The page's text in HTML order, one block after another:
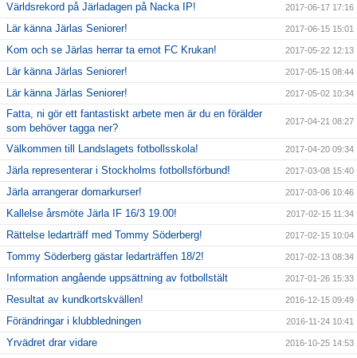
Världsrekord på Järladagen på Nacka IP! 2017-06-17 17:16
Lär känna Järlas Seniorer! 2017-06-15 15:01
Kom och se Järlas herrar ta emot FC Krukan! 2017-05-22 12:13
Lär känna Järlas Seniorer! 2017-05-15 08:44
Lär känna Järlas Seniorer! 2017-05-02 10:34
Fatta, ni gör ett fantastiskt arbete men är du en förälder
som behöver tagga ner?
2017-04-21 08:27
Välkommen till Landslagets fotbollsskola! 2017-04-20 09:34
Järla representerar i Stockholms fotbollsförbund! 2017-03-08 15:40
Järla arrangerar domarkurser! 2017-03-06 10:46
Kallelse årsmöte Järla IF 16/3 19.00! 2017-02-15 11:34
Rättelse ledarträff med Tommy Söderberg! 2017-02-15 10:04
Tommy Söderberg gästar ledarträffen 18/2! 2017-02-13 08:34
Information angående uppsättning av fotbollstält 2017-01-26 15:33
Resultat av kundkortskvällen! 2016-12-15 09:49
Förändringar i klubbledningen 2016-11-24 10:41
Yrvädret drar vidare 2016-10-25 14:53